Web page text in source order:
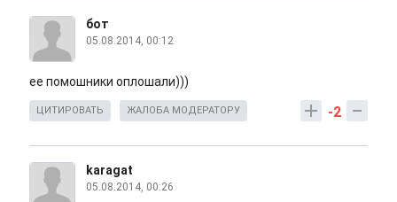
бот
05.08.2014, 00:12
ее помошники оплошали)))
-2
ЦИТИРОВАТЬ ЖАЛОБА МОДЕРАТОРУ
karagat
05.08.2014, 00:26